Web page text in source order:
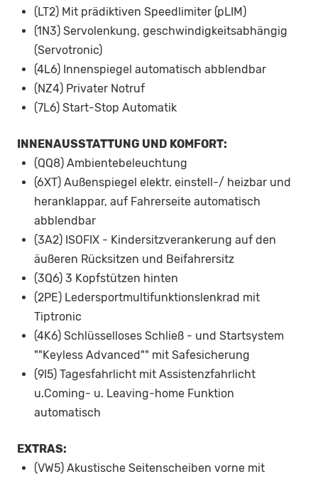
(LT2) Mit prädiktiven Speedlimiter (pLIM)
(1N3) Servolenkung, geschwindigkeitsabhängig
(Servotronic)
(4L6) Innenspiegel automatisch abblendbar
(NZ4) Privater Notruf
(7L6) Start-Stop Automatik
INNENAUSSTATTUNG UND KOMFORT:
(QQ8) Ambientebeleuchtung
(6XT) Außenspiegel elektr. einstell-/ heizbar und
heranklappar, auf Fahrerseite automatisch
abblendbar
(3A2) ISOFIX - Kindersitzverankerung auf den
äußeren Rücksitzen und Beifahrersitz
(3Q6) 3 Kopfstützen hinten
(2PE) Ledersportmultifunktionslenkrad mit
Tiptronic
(4K6) Schlüsselloses Schließ - und Startsystem
""Keyless Advanced"" mit Safesicherung
(9I5) Tagesfahrlicht mit Assistenzfahrlicht
u.Coming- u. Leaving-home Funktion
automatisch
EXTRAS:
(VW5) Akustische Seitenscheiben vorne mit